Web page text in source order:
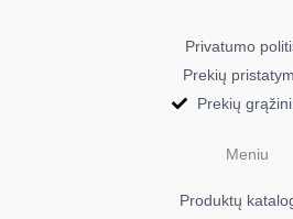
VACUUM CLEANER X TREM POWER
VACUUM CLEANER X TREM POWER
VACUUM CLEANER SILENCE FORCE
Privatumo
Prekių
Prekių
Meniu
Produktų